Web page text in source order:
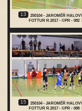
13
250104 - JAROMĚŘ
FOTTUR R.2017 - ©PR - 082
15
250104 - JAROMĚŘ
FOTTUR R.2017 - ©PR - 088